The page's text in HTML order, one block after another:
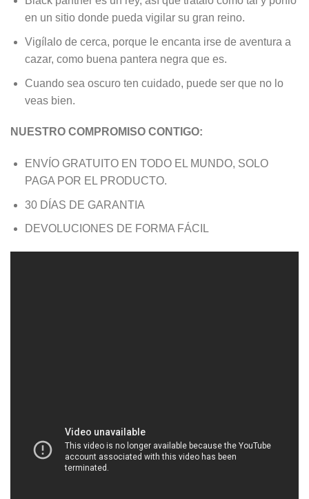
en un sitio donde pueda vigilar su gran reino.
Vigílalo de cerca, porque le encanta irse de aventura a
cazar, como buena pantera negra que es.
Cuando sea oscuro ten cuidado, puede ser que no lo
veas bien.
NUESTRO COMPROMISO CONTIGO:
ENVÍO GRATUITO EN TODO EL MUNDO, SOLO
PAGA POR EL PRODUCTO.
30 DÍAS DE GARANTIA
DEVOLUCIONES DE FORMA FÁCIL